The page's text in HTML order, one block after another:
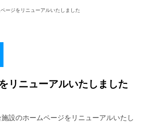
ージをリニューアルいたしました
リニューアルいたしました
設のホームページをリニューアルいたし